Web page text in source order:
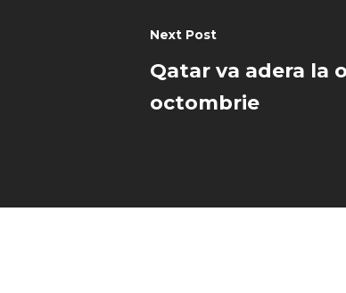
Next Post
Qatar va adera la
octombrie